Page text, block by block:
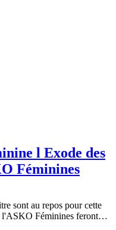
l Exode des
Féminines
sont au repos pour cette
l'ASKO Féminines feront…